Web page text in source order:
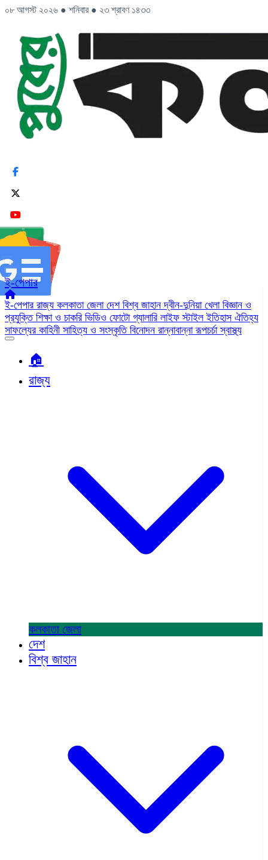
০৮ আগস্ট ২০২৬ ● শনিবার ● ২৩ শ্রাবণ ১৪৩৩
ই-পেপার
ই-পেপার রাজ্য কলকাতা জেলা দেশ বিশ্ব জাহানদ্বীন-দুনিয়া খেলা বিজ্ঞান ও
প্রযুক্তি শিক্ষা ও চাকরি ভিডিও ফোটো গ্যালারি লাইফ স্টাইলইতিহাস ঐতিহ্য
সাফল্যের কাহিনী সাহিত্য ও সংস্কৃতি বিনোদন রান্নাবান্নারূপচর্চাস্বাস্থ্য
🏠︎
রাজ্য
কলকাতা জেলা
দেশ
বিশ্ব জাহান